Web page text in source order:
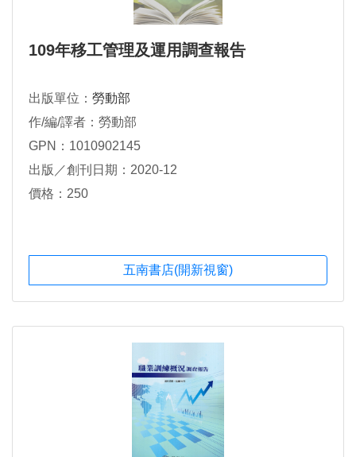
109年移工管理及運用調查報告
出版單位： 勞動部
作/編/譯者：勞動部
GPN：1010902145
出版／創刊日期：2020-12
價格：250
五南書店(開新視窗)